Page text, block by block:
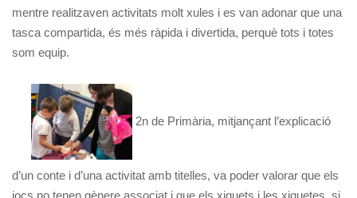
mentre realitzaven activitats molt xules i es van adonar que una
tasca compartida, és més ràpida i divertida, perquè tots i totes
som equip.
2n de Primària, mitjançant l’explicació
d’un conte i d’una activitat amb titelles, va poder valorar que els
jocs no tenen gènere associat i que els xiquets i les xiquetes, si